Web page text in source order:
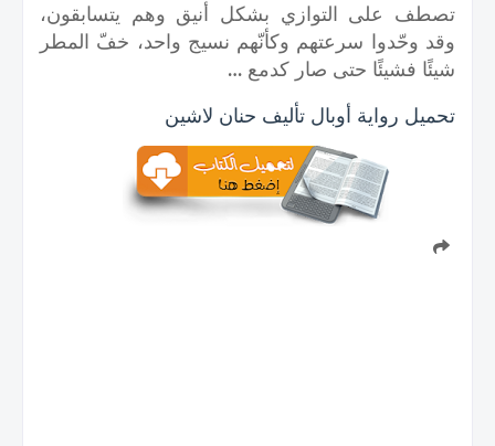
تصطف على التوازي بشكل أنيق وهم يتسابقون،
وقد وحّدوا سرعتهم وكأنّهم نسيج واحد، خفّ المطر
شيئًا فشيئًا حتى صار كدمع …
تحميل رواية أوبال تأليف حنان لاشين